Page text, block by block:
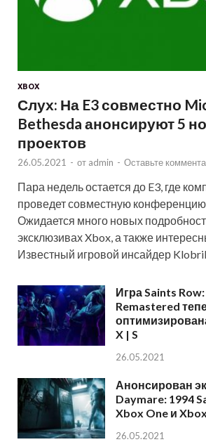
XBOX
Слух: На E3 совместно
Bethesda анонсируют 5
проектов
26.05.2021 - от admin - Оставьте
Пара недель остается до E3, где
проведет совместную конференцию
Ожидается много новых
эксклюзивах Xbox, а также
Известный игровой инсайдер
Игра Saints
Remastered
X | S
26.05.2021
Анонсирован
Daymare: 1994
Xbox One и
26.05.2021